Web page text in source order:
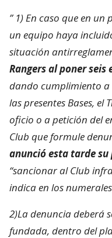
” 1) En caso que en
un equipo haya
situación
Rangers al poner
dando cumplimiento a
las presentes Bases, el
oficio o a petición del
Club que formule
anunció esta tarde su
“sancionar al Club
indica en los
2)La denuncia deberá
fundada, dentro del